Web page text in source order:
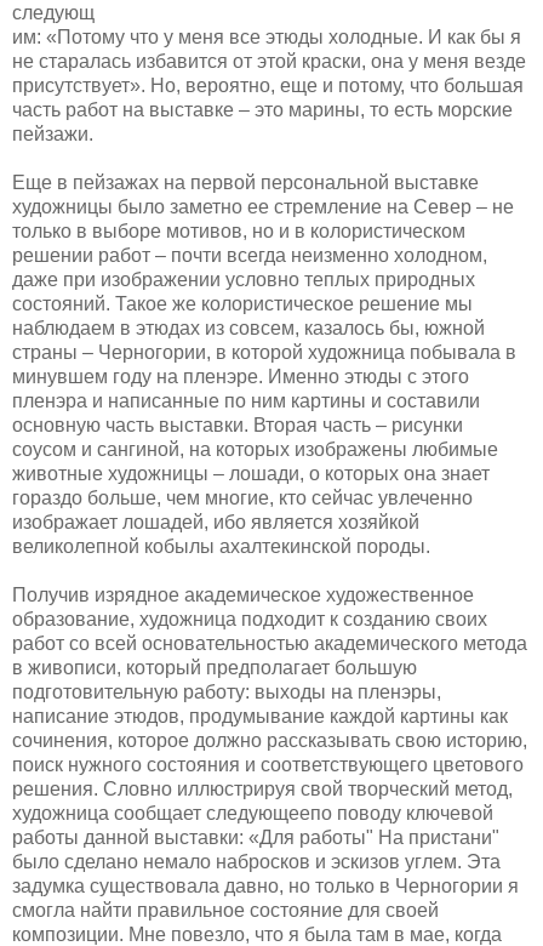
следующ
им: «Потому что у меня все этюды холодные. И как бы я
не старалась избавится от этой краски, она у меня везде
присутствует». Но, вероятно, еще и потому, что большая
часть работ на выставке – это марины, то есть морские
пейзажи.
Еще в пейзажах на первой персональной выставке
художницы было заметно ее стремление на Север – не
только в выборе мотивов, но и в колористическом
решении работ – почти всегда неизменно холодном,
даже при изображении условно теплых природных
состояний. Такое же колористическое решение мы
наблюдаем в этюдах из совсем, казалось бы, южной
страны – Черногории, в которой художница побывала в
минувшем году на пленэре. Именно этюды с этого
пленэра и написанные по ним картины и составили
основную часть выставки. Вторая часть – рисунки
соусом и сангиной, на которых изображены любимые
животные художницы – лошади, о которых она знает
гораздо больше, чем многие, кто сейчас увлеченно
изображает лошадей, ибо является хозяйкой
великолепной кобылы ахалтекинской породы.
Получив изрядное академическое художественное
образование, художница подходит к созданию своих
работ со всей основательностью академического метода
в живописи, который предполагает большую
подготовительную работу: выходы на пленэры,
написание этюдов, продумывание каждой картины как
сочинения, которое должно рассказывать свою историю,
поиск нужного состояния и соответствующего цветового
решения. Словно иллюстрируя свой творческий метод,
художница сообщает следующеепо поводу ключевой
работы данной выставки: «Для работы" На пристани"
было сделано немало набросков и эскизов углем. Эта
задумка существовала давно, но только в Черногории я
смогла найти правильное состояние для своей
композиции. Мне повезло, что я была там в мае, когда